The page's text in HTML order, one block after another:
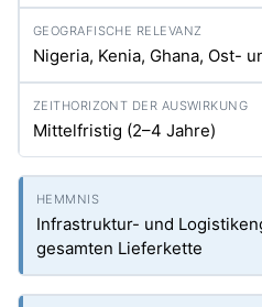
Nigeria, Kenia, Ghana, Ost-
Mittelfristig (2–4 Jahre)
Infrastruktur- und
gesamten Lieferkette